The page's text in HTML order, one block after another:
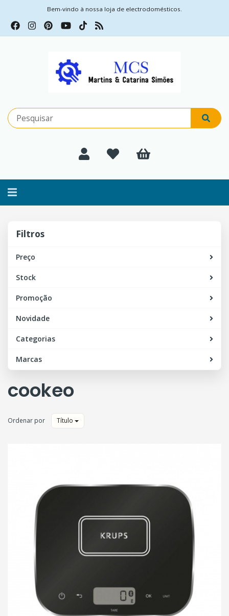
Bem-vindo à nossa loja de electrodomésticos.
Alternar
Filtros
Preço
Stock
Promoção
Novidade
Categorias
Marcas
cookeo
Ordenar por Título